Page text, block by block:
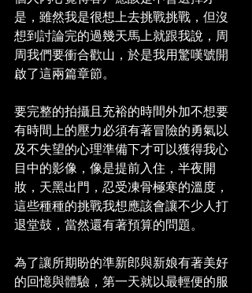
是，雖然我是很想上去挑戰挑戰，但沒
想到討論完的過幾天馬上就跟我說，周
周我們要衝合歡山，於是我用驚嘆號開
啟了這兩篇章節。
要完整的拍攝且充裕的時間外加不想要
有時間上的壓力必須有著冒險的勇氣以
及不失望的心理準備下才可以獲得我心
目中的影像，像是提前入住，半夜開
妝，天黑出門，忍受凍骨極寒的溫度，
這些種種的挑戰我想應該會讓不少人打
退堂鼓，當然還有著預算的問題。
為了讓所期盼的準新郎與新娘有著美好
的回憶與體驗，第一天就以最輕便的服